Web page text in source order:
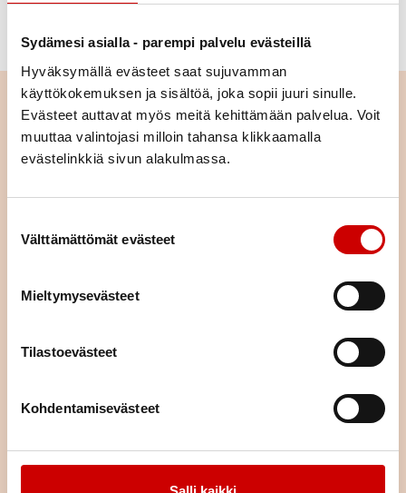
Sydämesi asialla - parempi palvelu evästeillä
Hyväksymällä evästeet saat sujuvamman
käyttökokemuksen ja sisältöä, joka sopii juuri sinulle.
Evästeet auttavat myös meitä kehittämään palvelua. Voit
muuttaa valintojasi milloin tahansa klikkaamalla
evästelinkkiä sivun alakulmassa.
Välttämättömät evästeet
Mieltymysevästeet
Tilastoevästeet
Kohdentamisevästeet
Lue seuraavaksi
Valmista liikuntamateriaalia
yhdistysliikunnan tueksi
Yhteistyö oman kunnan kanssa
LUE ARTIKKELI